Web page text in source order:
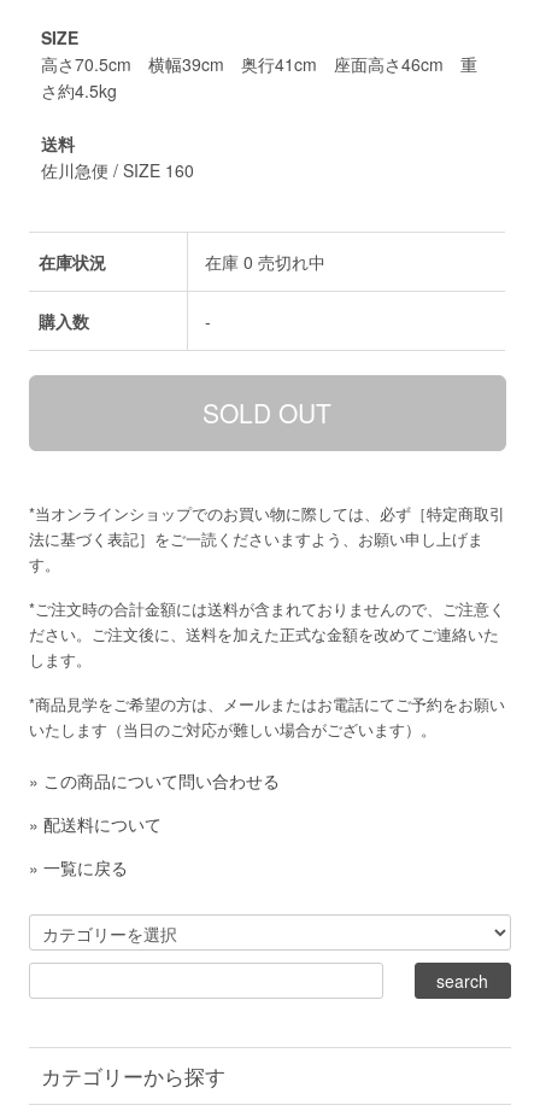
SIZE
高さ70.5cm 横幅39cm 奥行41cm 座面高さ46cm 重
さ約4.5kg
送料
佐川急便 / SIZE 160
在庫状況 在庫 0 売切れ中
購入数 -
*当オンラインショップでのお買い物に際しては、必ず［特定商取引
法に基づく表記］をご一読くださいますよう、お願い申し上げま
す。
*ご注文時の合計金額には送料が含まれておりませんので、ご注意く
ださい。ご注文後に、送料を加えた正式な金額を改めてご連絡いた
します。
*商品見学をご希望の方は、メールまたはお電話にてご予約をお願い
いたします（当日のご対応が難しい場合がございます）。
» この商品について問い合わせる
»配送料について
»一覧に戻る
カテゴリーから探す